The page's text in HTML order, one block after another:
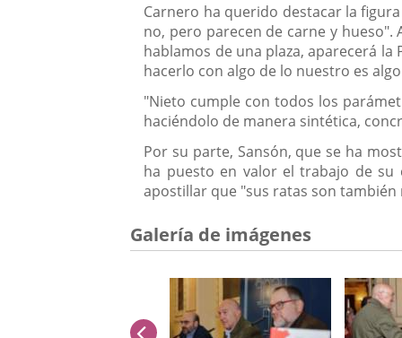
Carnero ha querido destacar la
no, pero parecen de carne y
hablamos de una plaza, aparecerá
hacerlo con algo de lo nuestro es
"Nieto cumple con todos los
haciéndolo de manera sintética,
Por su parte, Sansón, que se ha
ha puesto en valor el trabajo de su
apostillar que "sus ratas son
Galería de imágenes
anterior